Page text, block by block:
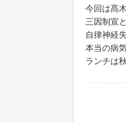
今回は髙
三因制宣
自律神経
本当の病
ランチは